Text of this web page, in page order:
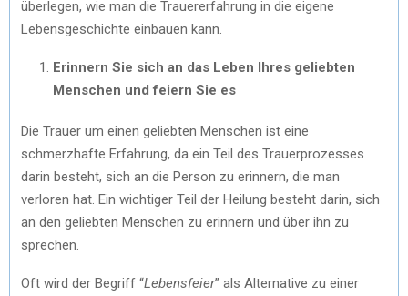
überlegen, wie man die Trauererfahrung in die eigene
Lebensgeschichte einbauen kann.
Erinnern Sie sich an das Leben Ihres geliebten
Menschen und feiern Sie es
Die Trauer um einen geliebten Menschen ist eine
schmerzhafte Erfahrung, da ein Teil des Trauerprozesses
darin besteht, sich an die Person zu erinnern, die man
verloren hat. Ein wichtiger Teil der Heilung besteht darin, sich
an den geliebten Menschen zu erinnern und über ihn zu
sprechen.
Oft wird der Begriff “Lebensfeier” als Alternative zu einer